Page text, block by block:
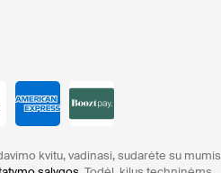
kvitu, vadinasi, sudarėte su mumis